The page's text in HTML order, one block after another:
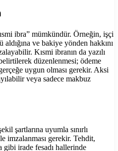
ibra” mümkündür. Örneğin, işçi
aldığına ve bakiye yönden hakkını
Kısmi ibranın da yazılı
düzenlenmesi; ödeme
uygun olması gerekir. Aksi
veya sadece makbuz
şartlarına uyumla sınırlı
imzalanması gerekir. Tehdit,
gibi irade fesadı hallerinde